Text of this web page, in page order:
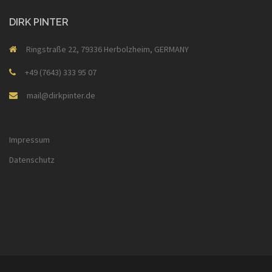
DIRK PINTER
Ringstraße 22, 79336 Herbolzheim, GERMANY
+49 (7643) 333 95 07
mail@dirkpinter.de
Impressum
Datenschutz